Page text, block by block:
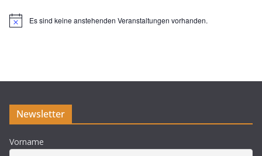
H
s
Es sind keine anstehenden Veranstaltungen vorhanden.
Newsletter
Vorname